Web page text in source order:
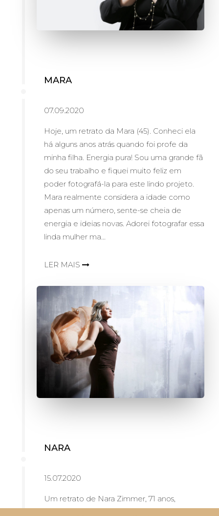
MARA
07.09.2020
Hoje, um retrato da Mara (45). Conheci ela
há alguns anos atrás quando foi profe da
minha filha. Energia pura! Sou uma grande fã
do seu trabalho e fiquei muito feliz em
poder fotografá-la para este lindo projeto.
Mara realmente considera a idade como
apenas um número, sente-se cheia de
energia e ideias novas. Adorei fotografar essa
linda mulher ma...
LER MAIS
NARA
15.07.2020
Um retrato de Nara Zimmer, 71 anos,